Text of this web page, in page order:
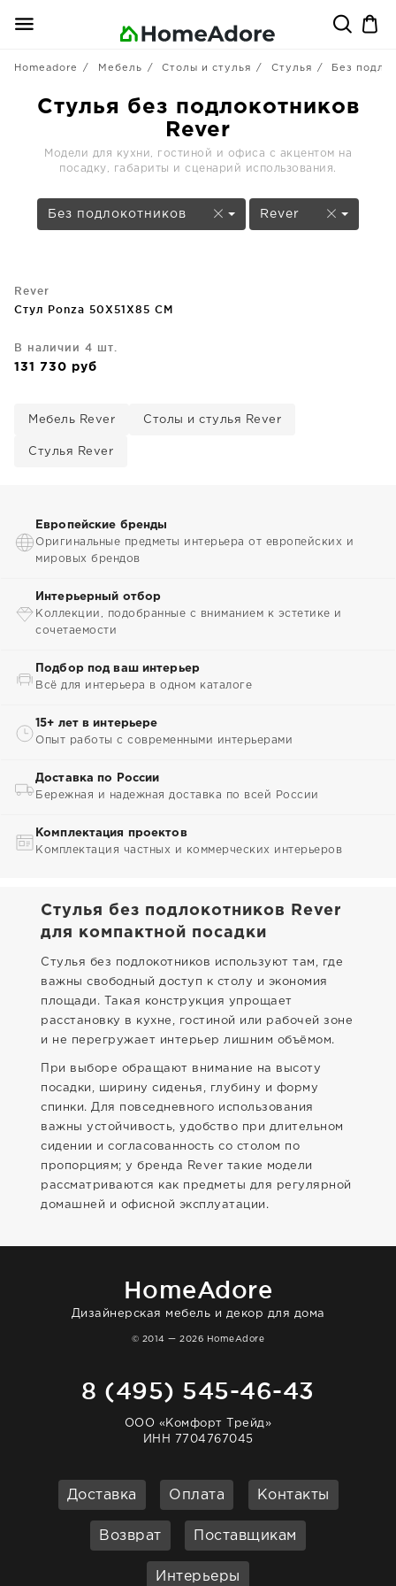
Homeadore Мебель Столы и стулья Стулья Без
Стулья без подлокотников
Rever
Модели для кухни, гостиной и офиса с акцентом на
посадку, габариты и сценарий использования.
Без подлокотников Rever
Rever
Стул Ponza 50X51X85 CM
В наличии 4 шт.
131 730 руб
Мебель Rever Столы и стулья Rever
Стулья Rever
Европейские бренды
Оригинальные предметы интерьера от европейских и
мировых брендов
Интерьерный отбор
Коллекции, подобранные с вниманием к эстетике и
сочетаемости
Подбор под ваш интерьер
Всё для интерьера в одном каталоге
15+ лет в интерьере
Опыт работы с современными интерьерами
Доставка по России
Бережная и надежная доставка по всей России
Комплектация проектов
Комплектация частных и коммерческих интерьеров
Стулья без подлокотников Rever
для компактной посадки
Стулья без подлокотников используют там, где
важны свободный доступ к столу и экономия
площади. Такая конструкция упрощает
расстановку в кухне, гостиной или рабочей зоне
и не перегружает интерьер лишним объёмом.
При выборе обращают внимание на высоту
посадки, ширину сиденья, глубину и форму
спинки. Для повседневного использования
важны устойчивость, удобство при длительном
сидении и согласованность со столом по
пропорциям; у бренда Rever такие модели
рассматриваются как предметы для регулярной
домашней и офисной эксплуатации.
HomeAdore
Дизайнерская мебель и декор для дома
© 2014 — 2026 HomeAdore
8 (495) 545-46-43
ООО «Комфорт Трейд»
ИНН 7704767045
Доставка Оплата Контакты
Возврат Поставщикам
Интерьеры